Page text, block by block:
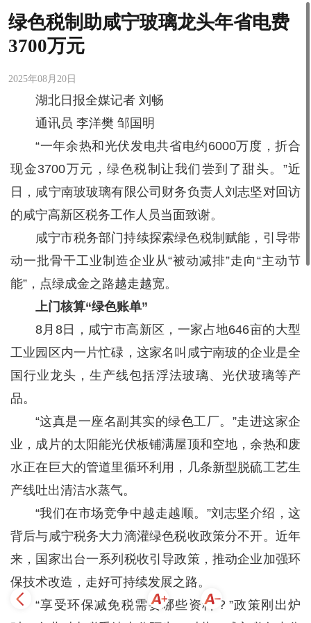
绿色税制助咸宁玻璃龙头年省电费
3700万元
2025年08月20日
湖北日报全媒记者 刘畅
通讯员 李洋樊 邹国明
“一年余热和光伏发电共省电约6000万度，折合
现金3700万元，绿色税制让我们尝到了甜头。”近
日，咸宁南玻玻璃有限公司财务负责人刘志坚对回访
的咸宁高新区税务工作人员当面致谢。
咸宁市税务部门持续探索绿色税制赋能，引导带
动一批骨干工业制造企业从“被动减排”走向“主动节
能”，点绿成金之路越走越宽。
上门核算“绿色账单”
8月8日，咸宁市高新区，一家占地646亩的大型
工业园区内一片忙碌，这家名叫咸宁南玻的企业是全
国行业龙头，生产线包括浮法玻璃、光伏玻璃等产
品。
“这真是一座名副其实的绿色工厂。”走进这家企
业，成片的太阳能光伏板铺满屋顶和空地，余热和废
水正在巨大的管道里循环利用，几条新型脱硫工艺生
产线吐出清洁水蒸气。
“我们在市场竞争中越走越顺。”刘志坚介绍，这
背后与咸宁税务大力滴灌绿色税收政策分不开。近年
来，国家出台一系列税收引导政策，推动企业加强环
保技术改造，走好可持续发展之路。
“享受环保减免税需要哪些资料？”政策刚出炉